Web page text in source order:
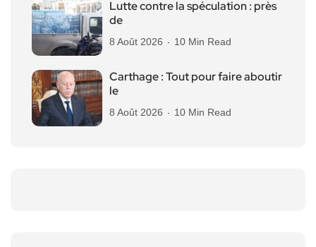
Lutte contre la spéculation : près
de
8 Août 2026 10 Min Read
Carthage : Tout pour faire aboutir
le
8 Août 2026 10 Min Read